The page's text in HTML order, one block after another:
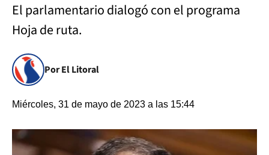
El parlamentario dialogó con el programa
Hoja de ruta.
Por El Litoral
Miércoles, 31 de mayo de 2023 a las 15:44